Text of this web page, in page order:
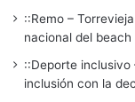
::Remo –
nacional del beach
::Deporte inclusivo
inclusión con la